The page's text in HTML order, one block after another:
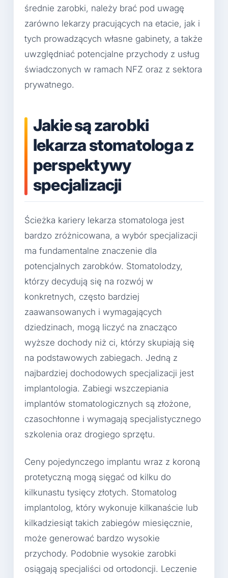
średnie zarobki, należy brać pod uwagę
zarówno lekarzy pracujących na etacie, jak i
tych prowadzących własne gabinety, a także
uwzględniać potencjalne przychody z usług
świadczonych w ramach NFZ oraz z sektora
prywatnego.
Jakie są zarobki
lekarza stomatologa z
perspektywy
specjalizacji
Ścieżka kariery lekarza stomatologa jest
bardzo zróżnicowana, a wybór specjalizacji
ma fundamentalne znaczenie dla
potencjalnych zarobków. Stomatolodzy,
którzy decydują się na rozwój w
konkretnych, często bardziej
zaawansowanych i wymagających
dziedzinach, mogą liczyć na znacząco
wyższe dochody niż ci, którzy skupiają się
na podstawowych zabiegach. Jedną z
najbardziej dochodowych specjalizacji jest
implantologia. Zabiegi wszczepiania
implantów stomatologicznych są złożone,
czasochłonne i wymagają specjalistycznego
szkolenia oraz drogiego sprzętu.
Ceny pojedynczego implantu wraz z koroną
protetyczną mogą sięgać od kilku do
kilkunastu tysięcy złotych. Stomatolog
implantolog, który wykonuje kilkanaście lub
kilkadziesiąt takich zabiegów miesięcznie,
może generować bardzo wysokie
przychody. Podobnie wysokie zarobki
osiągają specjaliści od ortodoncji. Leczenie